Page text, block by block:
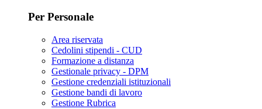
Per Personale
Area riservata
Cedolini stipendi - CUD
Formazione a distanza
Gestionale privacy - DPM
Gestione credenziali istituzionali
Gestione bandi di lavoro
Gestione Rubrica